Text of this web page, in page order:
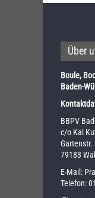
Über
Boule,
Baden-
BBPV
c/o Kai
Gartenstr.
79183
E-Mail:
Telefon: